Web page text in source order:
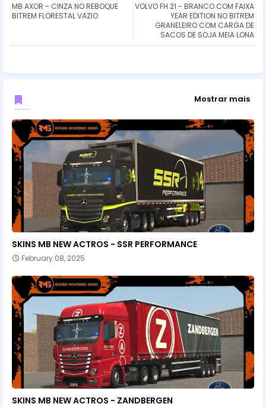
VOLVO FH 21 - BRANCO COM FAIXA
YEAR EDITION NO BITREM
GRANELEIRO COM CARGA DE
SACOS DE SOJA MEIA LONA
MB AXOR - CINZA NO REBOQUE
BITREM FLORESTAL VAZIO
Mostrar mais
SKINS MB NEW ACTROS - SSR PERFORMANCE
February 08, 2025
SKINS MB NEW ACTROS - ZANDBERGEN